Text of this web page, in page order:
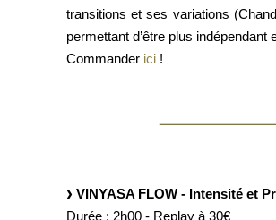
transitions et ses variations
permettant d’être plus
Commander ici !
VINYASA FLOW - Intensité et
Durée : 2h00 - Replay à 30€